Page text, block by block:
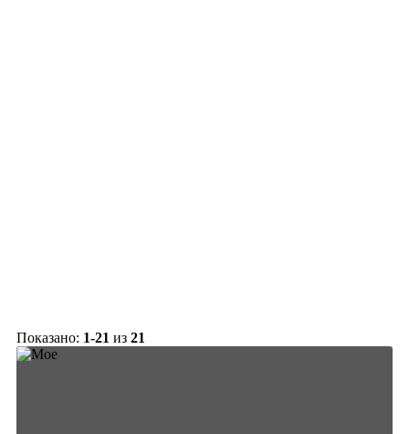
Показано: 1-21 из 21